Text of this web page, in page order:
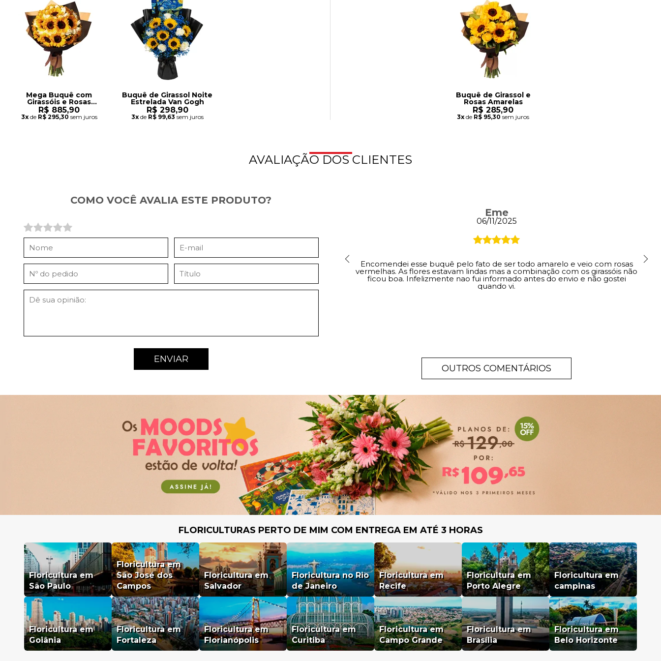
Mega Buquê com
Girassóis e Rosas
Brancas
R$ 885,90
3xde R$ 295,30 sem juros
Buquê de Girassol Noite
Estrelada Van Gogh
R$ 298,90
3xde R$ 99,63 sem juros
Buquê de Girassol e
Rosas Amarelas
R$ 285,90
3xde R$ 95,30 sem juros
AVALIAÇÃO DOS CLIENTES
COMO VOCÊ AVALIA ESTE PRODUTO?
ENVIAR
Eme
06/11/2025
Encomendei esse buquê pelo fato de ser todo amarelo e veio com rosas
vermelhas. As flores estavam lindas mas a combinação com os girassóis não
ficou boa. Infelizmente nao fui informado antes do envio e não gostei
quando vi.
OUTROS COMENTÁRIOS
FLORICULTURAS PERTO DE MIM COM ENTREGA EM ATÉ 3 HORAS
Floricultura em
São Paulo
Floricultura em
São José dos
Campos
Floricultura em
Salvador
Floricultura no Rio
de Janeiro
Floricultura em
Recife
Floricultura em
Porto Alegre
Floricultura em
campinas
Floricultura em
Goiânia
Floricultura em
Fortaleza
Floricultura em
Florianópolis
Floricultura em
Curitiba
Floricultura em
Campo Grande
Floricultura em
Brasília
Floricultura em
Belo Horizonte